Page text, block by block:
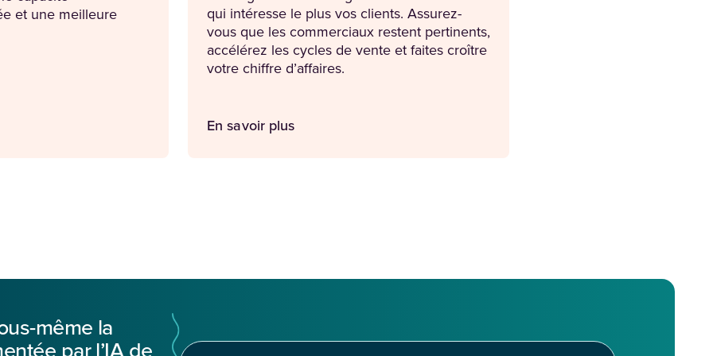
et une meilleure
qui intéresse le plus vos clients. Assurez-
vous que les commerciaux restent pertinents,
accélérez les cycles de vente et faites croître
votre chiffre d’affaires.
En savoir plus
même la